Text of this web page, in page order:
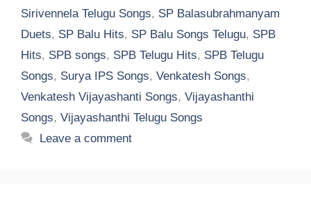
Sirivennela Telugu Songs, SP Balasubrahmanyam
Duets, SP Balu Hits, SP Balu Songs Telugu, SPB
Hits, SPB songs, SPB Telugu Hits, SPB Telugu
Songs, Surya IPS Songs, Venkatesh Songs,
Venkatesh Vijayashanti Songs, Vijayashanthi
Songs, Vijayashanthi Telugu Songs
Leave a comment